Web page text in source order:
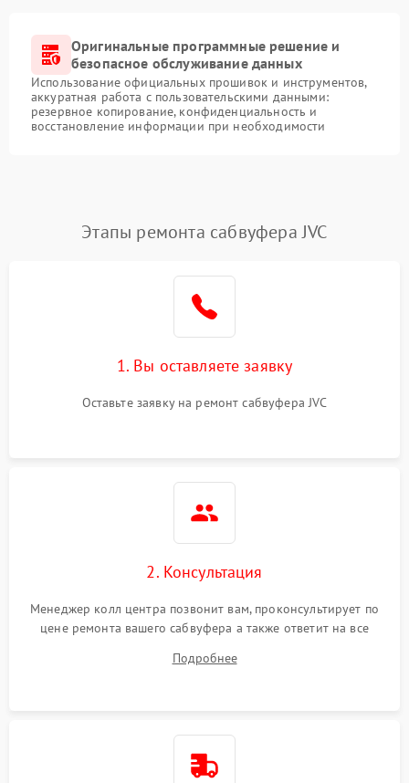
Оригинальные программные решение и
безопасное обслуживание данных
Использование официальных прошивок и инструментов,
аккуратная работа с пользовательскими данными:
резервное копирование, конфиденциальность и
восстановление информации при необходимости
Этапы ремонта сабвуфера JVC
1. Вы оставляете заявку
Оставьте заявку на ремонт сабвуфера JVC
2. Консультация
Менеджер колл центра позвонит вам, проконсультирует по
цене ремонта вашего сабвуфера а также ответит на все
Подробнее